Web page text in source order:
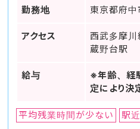
勤務地 東京都府中
アクセス
西武多摩
蔵野台駅
給与
※年齢、経
定により決
平均残業時間が少ない 駅近